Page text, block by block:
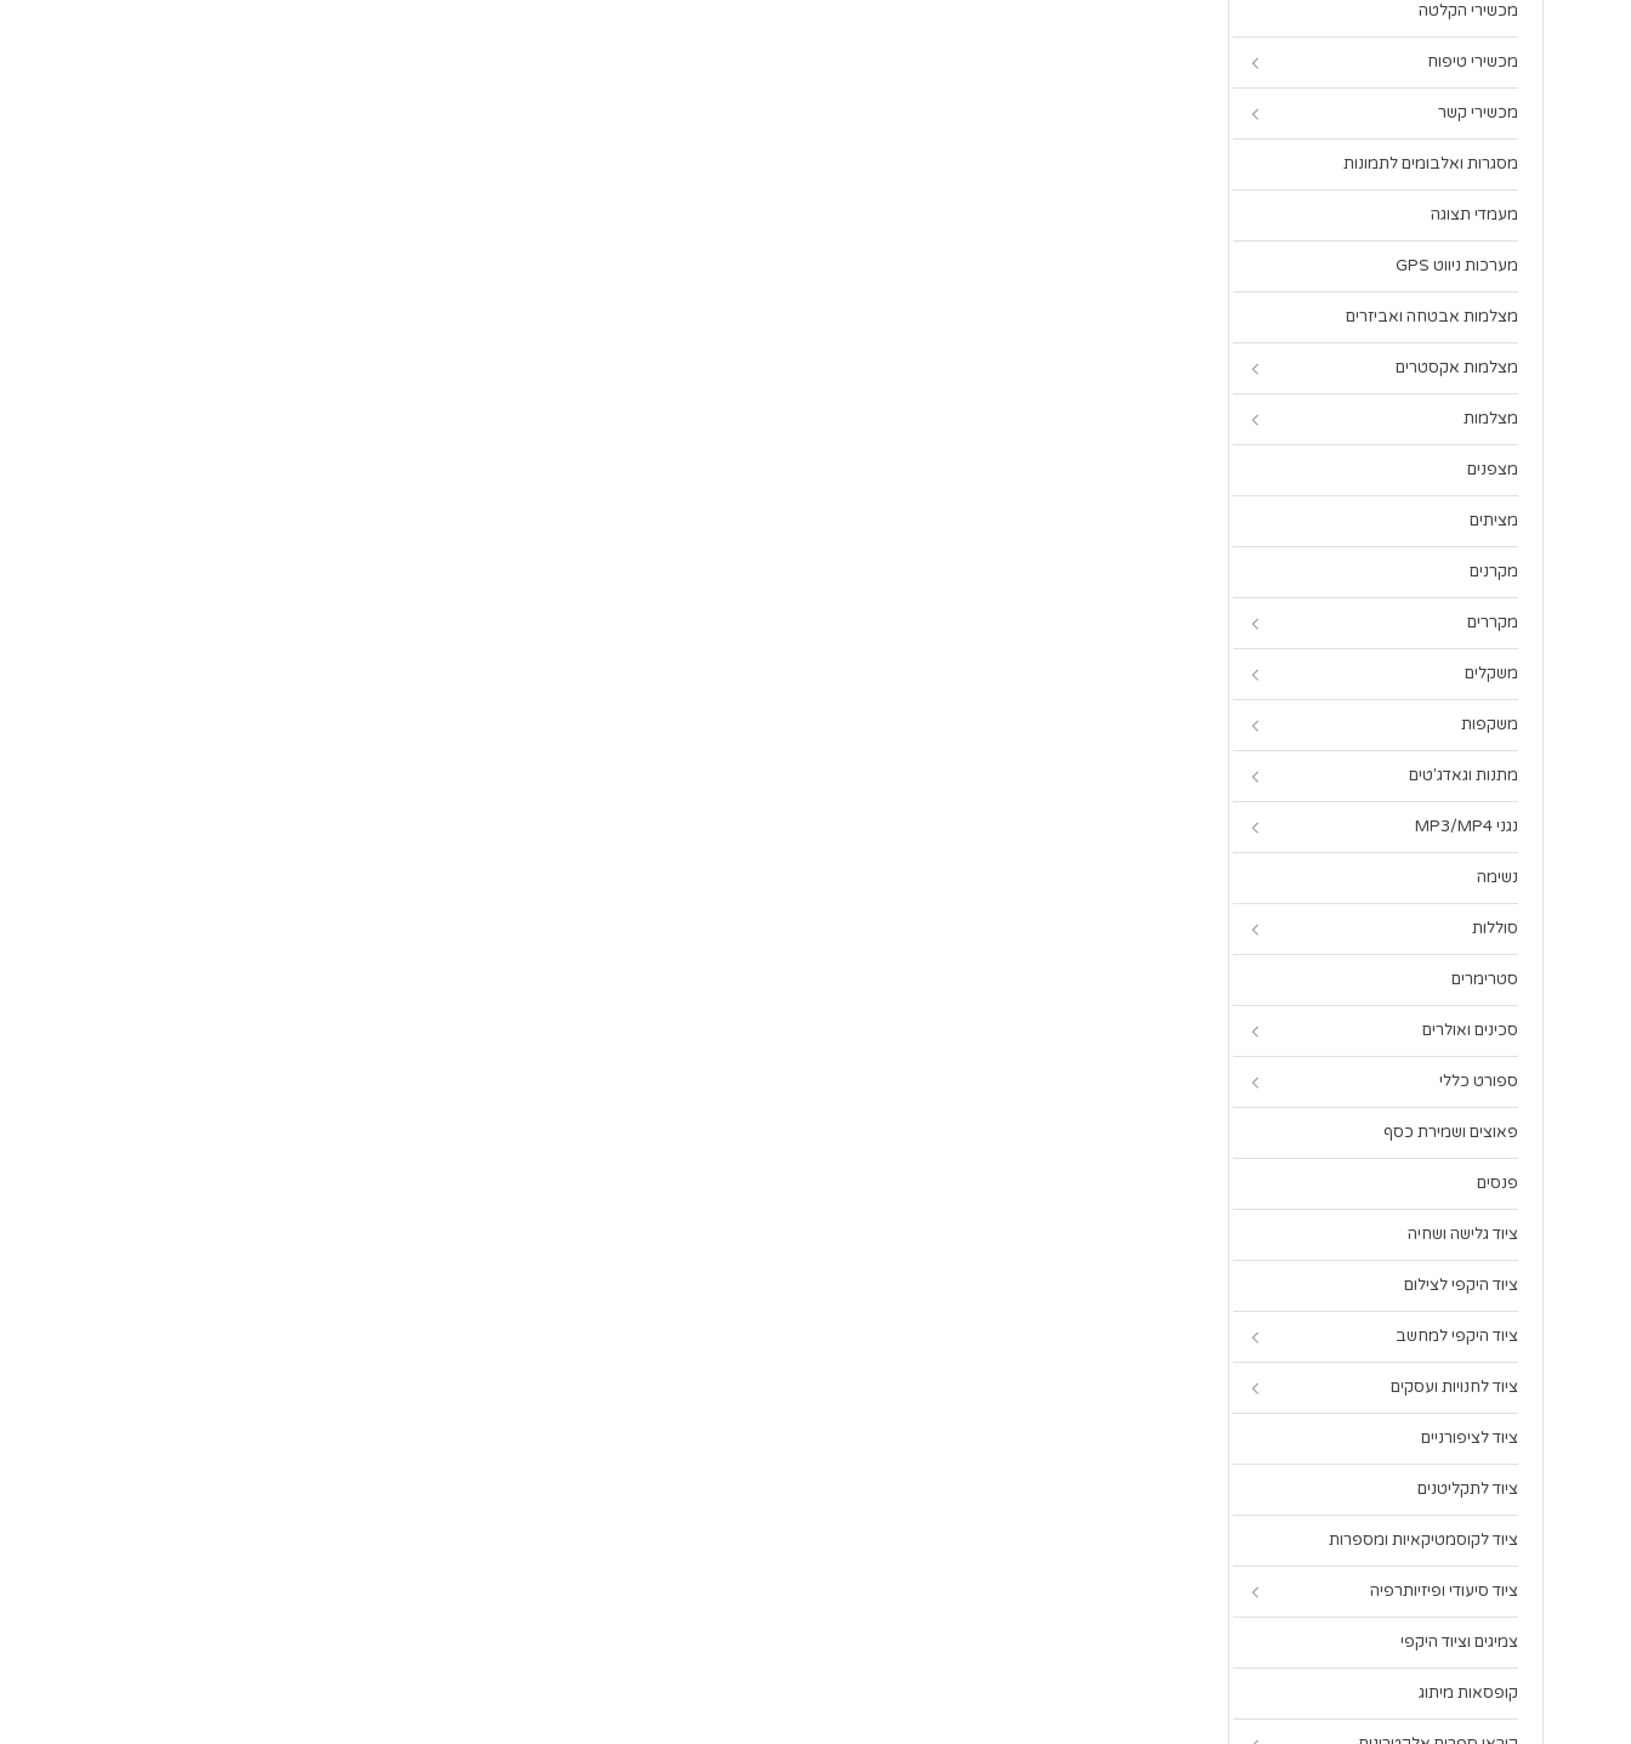
מכשירי הקלטה
מכשירי טיפוח
מכשירי קשר
מסגרות ואלבומים לתמונות
מעמדי תצוגה
מערכות ניווט GPS
מצלמות אבטחה ואביזרים
מצלמות אקסטרים
מצלמות
מצפנים
מציתים
מקרנים
מקררים
משקלים
משקפות
מתנות וגאדג'טים
נגני MP3/MP4
נשימה
סוללות
סטרימרים
סכינים ואולרים
ספורט כללי
פאוצים ושמירת כסף
פנסים
ציוד גלישה ושחיה
ציוד היקפי לצילום
ציוד היקפי למחשב
ציוד לחנויות ועסקים
ציוד לציפורניים
ציוד לתקליטנים
ציוד לקוסמטיקאיות ומספרות
ציוד סיעודי ופיזיותרפיה
צמיגים וציוד היקפי
קופסאות מיתוג